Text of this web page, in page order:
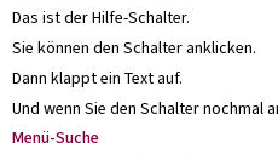
Das ist der Hilfe-Schalter.
Sie können den Schalter anklicken.
Dann klappt ein Text auf.
Und wenn Sie den Schalter nochmal
Menü-Suche